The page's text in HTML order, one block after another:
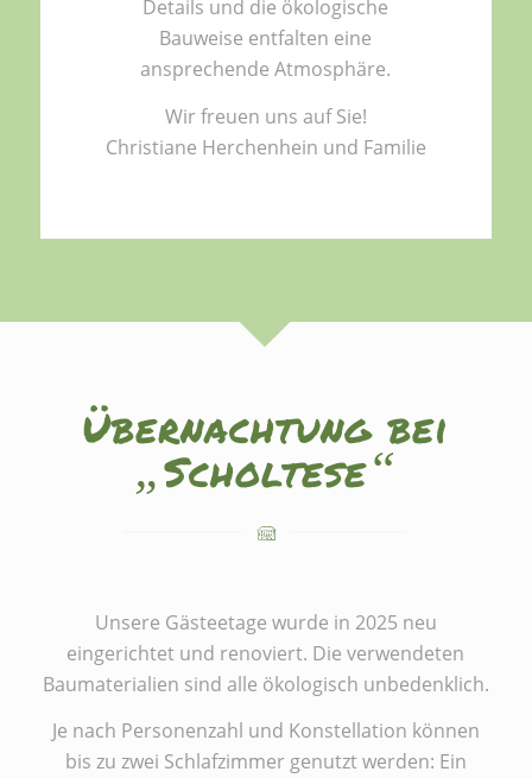
Details und die ökologische
Bauweise entfalten eine
ansprechende Atmosphäre.
Wir freuen uns auf Sie!
Christiane Herchenhein und Familie
Übernachtung bei
„Scholtese“
Unsere Gästeetage wurde in 2025 neu
eingerichtet und renoviert. Die verwendeten
Baumaterialien sind alle ökologisch unbedenklich.
Je nach Personenzahl und Konstellation können
bis zu zwei Schlafzimmer genutzt werden: Ein